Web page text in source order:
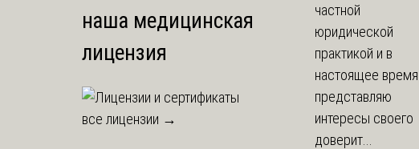
наша медицинская
лицензия
все лицензии →
частной
юридической
практикой и в
настоящее время
представляю
интересы своего
доверит...